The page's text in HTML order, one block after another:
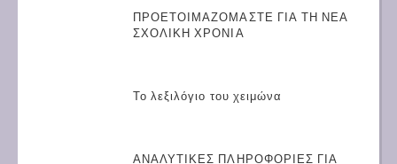
ΠΡΟΕΤΟΙΜΑΖΟΜΑΣΤΕ ΓΙΑ ΤΗ ΝΕΑ
ΣΧΟΛΙΚΗ ΧΡΟΝΙΑ
Το λεξιλόγιο του χειμώνα
ΑΝΑΛΥΤΙΚΕΣ ΠΛΗΡΟΦΟΡΙΕΣ ΓΙΑ